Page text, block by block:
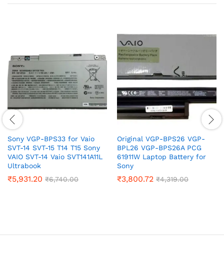
Sony VGP-BPS33 for Vaio
SVT-14 SVT-15 T14 T15 Sony
VAIO SVT-14 Vaio SVT141A11L
Ultrabook
₹5,931.20 ₹6,740.00
Original VGP-BPS26 VGP-
BPL26 VGP-BPS26A PCG
61911W Laptop Battery for
Sony
₹3,800.72 ₹4,319.00